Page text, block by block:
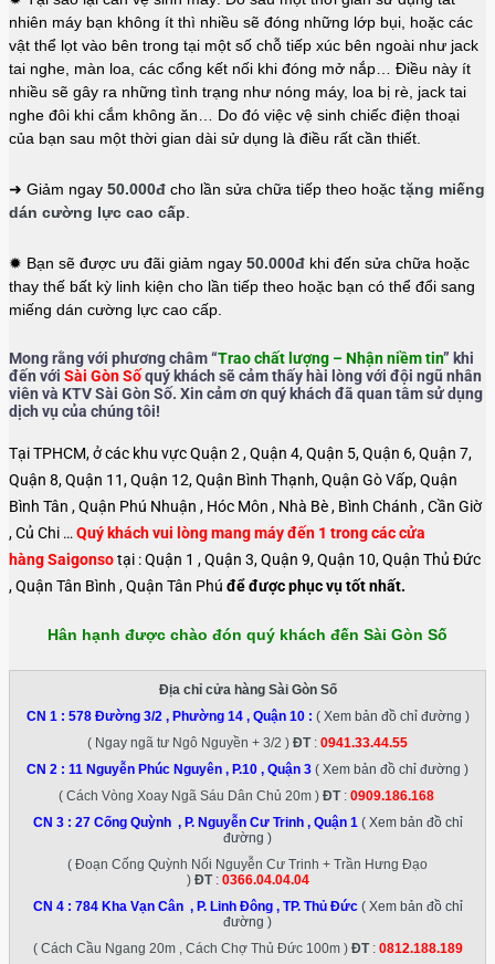
nhiên máy bạn không ít thì nhiều sẽ đóng những lớp bụi, hoặc các
vật thể lọt vào bên trong tại một số chỗ tiếp xúc bên ngoài như jack
tai nghe, màn loa, các cổng kết nối khi đóng mở nắp… Điều này ít
nhiều sẽ gây ra những tình trạng như nóng máy, loa bị rè, jack tai
nghe đôi khi cắm không ăn… Do đó việc vệ sinh chiếc điện thoại
của bạn sau một thời gian dài sử dụng là điều rất cần thiết.
➜ Giảm ngay 50.000đ cho lần sửa chữa tiếp theo hoặc tặng miếng
dán cường lực cao cấp.
✹ Bạn sẽ được ưu đãi giảm ngay 50.000đ khi đến sửa chữa hoặc
thay thế bất kỳ linh kiện cho lần tiếp theo hoặc bạn có thể đổi sang
miếng dán cường lực cao cấp.
Mong rằng với phương châm “Trao chất lượng – Nhận niềm tin” khi
đến với Sài Gòn Sốquý khách sẽ cảm thấy hài lòng với đội ngũ nhân
viên và KTV Sài Gòn Số. Xin cảm ơn quý khách đã quan tâm sử dụng
dịch vụ của chúng tôi!
Tại TPHCM, ở các khu vực Quận 2 , Quận 4, Quận 5, Quận 6, Quận 7,
Quận 8, Quận 11, Quận 12, Quận Bình Thạnh, Quận Gò Vấp, Quận
Bình Tân , Quận Phú Nhuận , Hóc Môn , Nhà Bè , Bình Chánh , Cần Giờ
, Củ Chi …Quý khách vui lòng mang máy đến 1 trong các cửa
hàng Saigonsotại : Quận 1 , Quận 3, Quận 9, Quận 10, Quận Thủ Đức
, Quận Tân Bình , Quận Tân Phú để được phục vụ tốt nhất.
Hân hạnh được chào đón quý khách đến Sài Gòn Số
Địa chỉ cửa hàng Sài Gòn Số
CN 1 : 578 Đường 3/2 , Phường 14 , Quận 10: ( Xem bản đồ chỉ đường )
( Ngay ngã tư Ngô Nguyền + 3/2 ) ĐT: 0941.33.44.55
CN 2 : 11 Nguyễn Phúc Nguyên , P.10 , Quận 3 ( Xem bản đồ chỉ đường )
( Cách Vòng Xoay Ngã Sáu Dân Chủ 20m ) ĐT: 0909.186.168
CN 3 : 27 Cống Quỳnh , P. Nguyễn Cư Trinh , Quận 1 ( Xem bản đồ chỉ
đường )
( Đoạn Cống Quỳnh Nối Nguyễn Cư Trinh + Trần Hưng Đạo
) ĐT: 0366.04.04.04
CN 4 : 784 Kha Vạn Cân , P. Linh Đông , TP. Thủ Đức( Xem bản đồ chỉ
đường )
( Cách Cầu Ngang 20m , Cách Chợ Thủ Đức 100m ) ĐT: 0812.188.189